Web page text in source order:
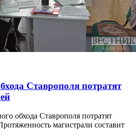
Ставрополя потратят
обхода Ставрополя потратят
магистрали составит